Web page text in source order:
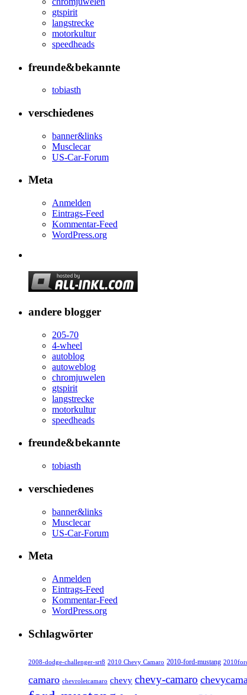
gtspirit
langstrecke
motorkultur
speedheads
freunde&bekannte
tobiasth
verschiedenes
banner&links
Musclecar
US-Car-Forum
Meta
Anmelden
Eintrags-Feed
Kommentar-Feed
WordPress.org
andere blogger
205-70
4-wheel
autoblog
autoweblog
chromjuwelen
gtspirit
langstrecke
motorkultur
speedheads
freunde&bekannte
tobiasth
verschiedenes
banner&links
Musclecar
US-Car-Forum
Meta
Anmelden
Eintrags-Feed
Kommentar-Feed
WordPress.org
Schlagwörter
2008-dodge-challenger-srt8 2010 Chevy Camaro 2010-ford-mustang
camaro chevroletcamaro chevy chevy-camaro